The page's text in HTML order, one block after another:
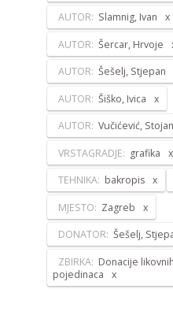
AUTOR: Slamnig, Ivan
AUTOR: Šercar, Hrvoje
AUTOR: Šešelj, Stjepan
AUTOR: Šiško, Ivica
AUTOR: Vučićević, Stojan
VRSTAGRADJE: grafika
TEHNIKA: bakropis
MJESTO: Zagreb
DONATOR: Šešelj,
ZBIRKA: Donacije
pojedinaca